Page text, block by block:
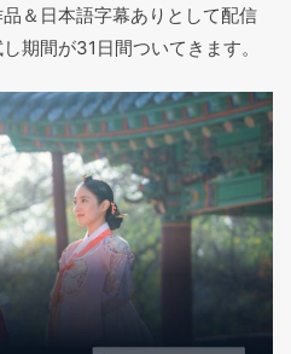
＆日本語字幕ありとして配信
期間が31日間ついてきます。